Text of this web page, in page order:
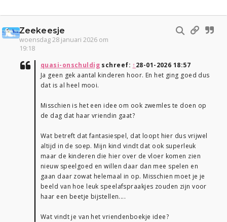
Zeekeesje
woensdag 28 januari 2026 om
19:18
quasi-onschuldig schreef: ↑28-01-2026 18:57
Ja geen gek aantal kinderen hoor. En het ging goed dus
dat is al heel mooi.
Misschien is het een idee om ook zwemles te doen op
de dag dat haar vriendin gaat?
Wat betreft dat fantasiespel, dat loopt hier dus vrijwel
altijd in de soep. Mijn kind vindt dat ook superleuk
maar de kinderen die hier over de vloer komen zien
nieuw speelgoed en willen daar dan mee spelen en
gaan daar zowat helemaal in op. Misschien moet je je
beeld van hoe leuk speelafspraakjes zouden zijn voor
haar een beetje bijstellen....
Wat vindt je van het vriendenboekje idee?